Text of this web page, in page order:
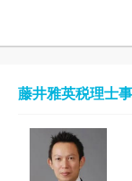
藤井雅英税理士